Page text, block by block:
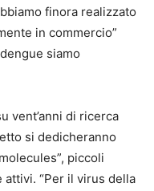
finora realizzato
in commercio”
siamo
vent’anni di ricerca
si dedicheranno
piccoli
“Per il virus della